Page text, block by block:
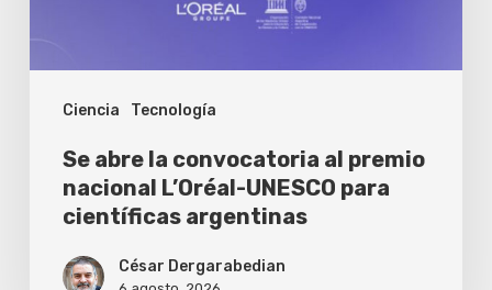
Ciencia Tecnología
UNESCO
para
científicas
argentinas
Se abre la convocatoria al premio
nacional L’Oréal-UNESCO para
científicas argentinas
César Dergarabedian